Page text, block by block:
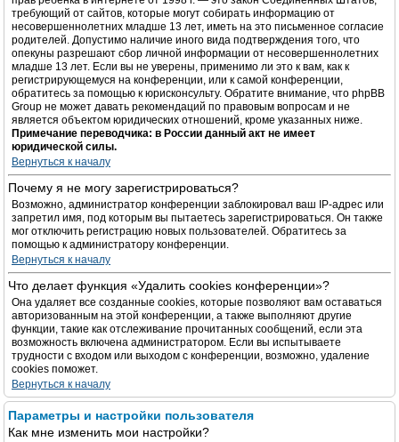
требующий от сайтов, которые могут собирать информацию от
несовершеннолетних младше 13 лет, иметь на это письменное согласие
родителей. Допустимо наличие иного вида подтверждения того, что
опекуны разрешают сбор личной информации от несовершеннолетних
младше 13 лет. Если вы не уверены, применимо ли это к вам, как к
регистрирующемуся на конференции, или к самой конференции,
обратитесь за помощью к юрисконсульту. Обратите внимание, что phpBB
Group не может давать рекомендаций по правовым вопросам и не
является объектом юридических отношений, кроме указанных ниже.
Примечание переводчика: в России данный акт не имеет
юридической силы.
Вернуться к началу
Почему я не могу зарегистрироваться?
Возможно, администратор конференции заблокировал ваш IP-адрес или
запретил имя, под которым вы пытаетесь зарегистрироваться. Он также
мог отключить регистрацию новых пользователей. Обратитесь за
помощью к администратору конференции.
Вернуться к началу
Что делает функция «Удалить cookies конференции»?
Она удаляет все созданные cookies, которые позволяют вам оставаться
авторизованным на этой конференции, а также выполняют другие
функции, такие как отслеживание прочитанных сообщений, если эта
возможность включена администратором. Если вы испытываете
трудности с входом или выходом с конференции, возможно, удаление
cookies поможет.
Вернуться к началу
Параметры и настройки пользователя
Как мне изменить мои настройки?